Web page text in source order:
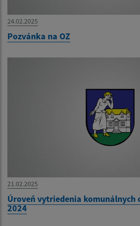
24.02.2025
Pozvánka na OZ
21.02.2025
Úroveň vytriedenia komunálnych
2024